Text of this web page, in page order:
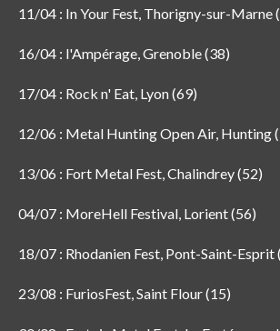
11/04 : In Your Fest, Thorigny-sur-Marne
16/04 : l'Ampérage, Grenoble (38)
17/04 : Rock n' Eat, Lyon (69)
12/06 : Metal Hunting Open Air, Hunting
13/06 : Fort Metal Fest, Chalindrey (52)
04/07 : MoreHell Festival, Lorient (56)
18/07 : Rhodanien Fest, Pont-Saint-Esprit
23/08 : FuriosFest, Saint Flour (15)